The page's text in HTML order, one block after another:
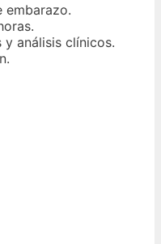
embarazo.
y análisis clínicos.